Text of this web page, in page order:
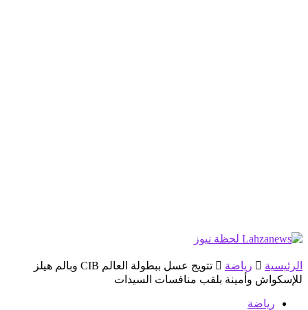
الرئيسية رياضة
تتويج عسل ببطولة العالم CIB وبالم هيلز
للإسكواش وأمينة بلقب منافسات السيدات
رياضة